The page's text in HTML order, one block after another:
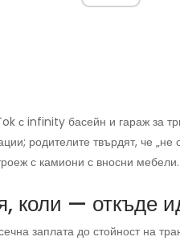
с infinity басейн и гараж за
родителите твърдят, че
с камиони с вносни
коли — откъде
заплата до стойност на